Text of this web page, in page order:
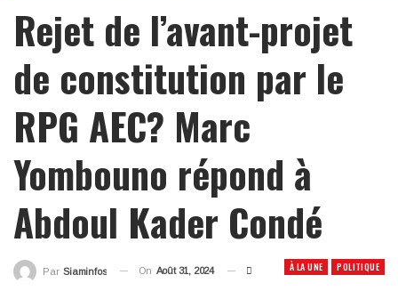
Rejet de l’avant-projet
de constitution par le
RPG AEC? Marc
Yombouno répond à
Abdoul Kader Condé
À LA UNE POLITIQUE
Par Siaminfos On Août 31, 2024